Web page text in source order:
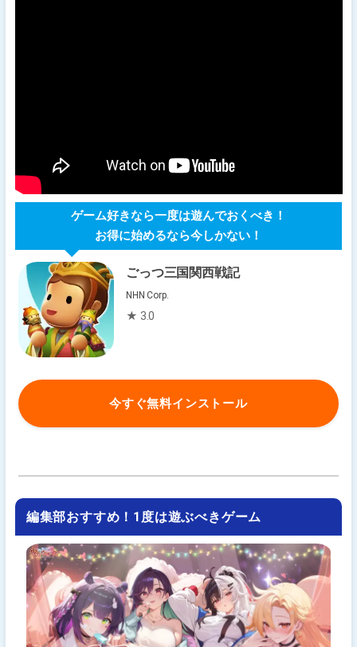
ゲーム好きなら一度は遊んでおくべき！
お得に始めるなら今しかない！
ごっつ三国関西戦記
NHN Corp.
★ 3.0
今すぐ無料インストール
編集部おすすめ！1度は遊ぶべきゲーム